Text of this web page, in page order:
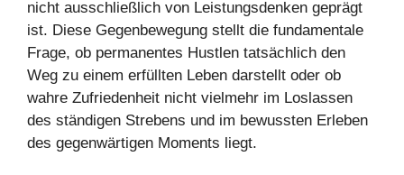
nicht ausschließlich von Leistungsdenken geprägt
ist. Diese Gegenbewegung stellt die fundamentale
Frage, ob permanentes Hustlen tatsächlich den
Weg zu einem erfüllten Leben darstellt oder ob
wahre Zufriedenheit nicht vielmehr im Loslassen
des ständigen Strebens und im bewussten Erleben
des gegenwärtigen Moments liegt.